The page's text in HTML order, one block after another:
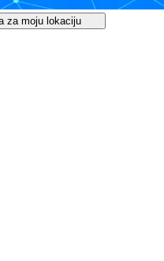
za moju lokaciju